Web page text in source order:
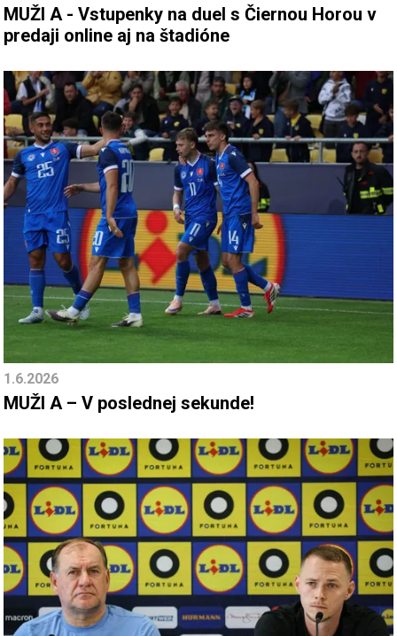
MUŽI A - Vstupenky na duel s Čiernou Horou v
predaji online aj na štadióne
1.6.2026
MUŽI A – V poslednej sekunde!